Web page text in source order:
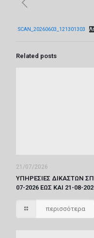
SCAN_20260603_121301303
Related posts
21/07/2026
ΥΠΗΡΕΣΙΕΣ ΔΙΚΑΣΤΩΝ
07-2026 ΕΩΣ ΚΑΙ 21-08-
περισσότερα